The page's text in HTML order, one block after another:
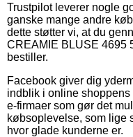
Trustpilot leverer nogle
ganske mange andre
dette støtter vi, at du
CREAMIE BLUSE 4695
bestiller.
Facebook giver dig
indblik i online
e-firmaer som gør det
købsoplevelse, som lige
hvor glade kunderne er.